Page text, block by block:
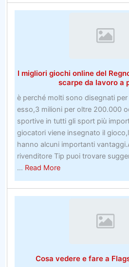
I migliori giochi online del
scarpe da lavoro a
è perché molti sono disegnati
esso,3 milioni per oltre 200.000
sportive in tutti gli sport più
giocatori viene insegnato il
hanno alcuni importanti
rivenditore Tip puoi trovare
... Read Moreabout
I
migliori
le
Cosa vedere e fare a